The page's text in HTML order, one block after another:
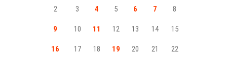
2 3 4 5 6 7 8
9 10 11 12 13 14 15
16 17 18 19 20 21 22